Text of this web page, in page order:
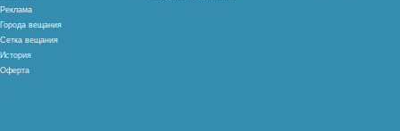
Реклама
Города вещания
Сетка вещания
История
Оферта